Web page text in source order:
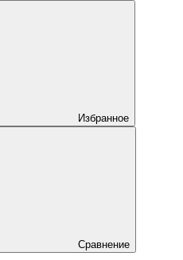
Избранное
Сравнение